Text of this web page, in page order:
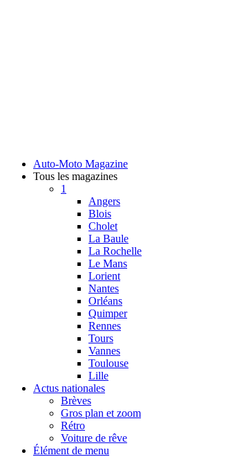
Auto-Moto Magazine
Tous les magazines
1
Angers
Blois
Cholet
La Baule
La Rochelle
Le Mans
Lorient
Nantes
Orléans
Quimper
Rennes
Tours
Vannes
Toulouse
Lille
Actus nationales
Brèves
Gros plan et zoom
Rétro
Voiture de rêve
Élément de menu